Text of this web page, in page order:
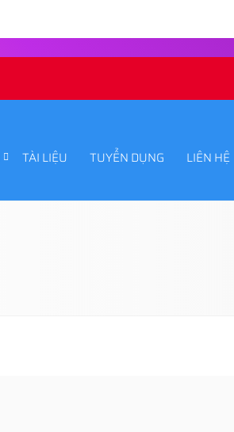
TÀI LIỆU TUYỂN DỤNG LIÊN HỆ